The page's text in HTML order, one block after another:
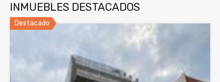
INMUEBLES DESTACADOS
Destacado